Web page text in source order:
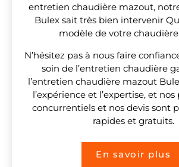
entretien chaudière mazout,
Bulex sait très bien intervenir
modèle de votre
N’hésitez pas à nous faire
soin de l’entretien chaudière
l’entretien chaudière mazout
l’expérience et l’expertise, et
concurrentiels et nos devis sont
rapides et gratuits.
En savoir plus